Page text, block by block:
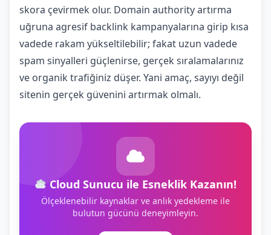
skora çevirmek olur. Domain authority artırma
uğruna agresif backlink kampanyalarına girip kısa
vadede rakam yükseltilebilir; fakat uzun vadede
spam sinyalleri güçlenirse, gerçek sıralamalarınız
ve organik trafiğiniz düşer. Yani amaç, sayıyı değil
sitenin gerçek güvenini artırmak olmalı.
Cloud Sunucu ile Esneklik Kazanın!
Ölçeklenebilir kaynaklar ve anlık yedekleme ile
bulutun gücünü deneyimleyin.